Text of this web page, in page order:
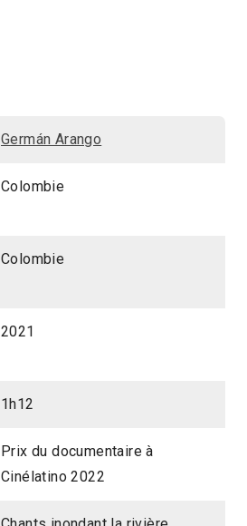
Germán Arango
Colombie
Colombie
2021
1h12
Prix du documentaire à
Cinélatino 2022